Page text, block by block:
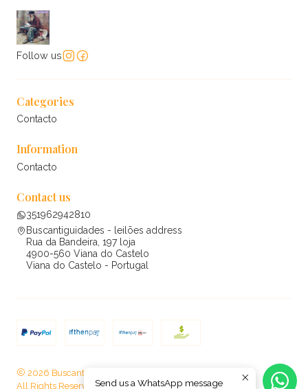
Follow us
Categories
Contacto
Information
Contacto
Contact us
351962942810
Buscantiguidades - leilões address
Rua da Bandeira, 197 loja
4900-560 Viana do Castelo
Viana do Castelo - Portugal
2026 Buscantiguidades - leilões .
All Rights Reserved.Powered by Jumpseller.
Send us a WhatsApp message